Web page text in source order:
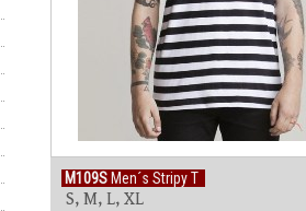
M109S Men´s Stripy T
S, M, L, XL